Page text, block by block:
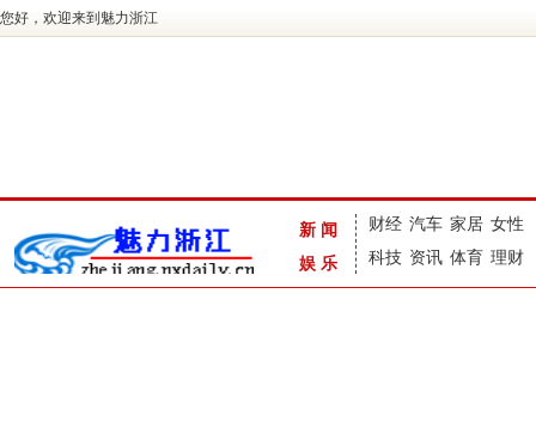
您好，欢迎来到魅力浙江
新闻
娱乐
财经 汽车 家居 女性
科技 资讯 体育 理财